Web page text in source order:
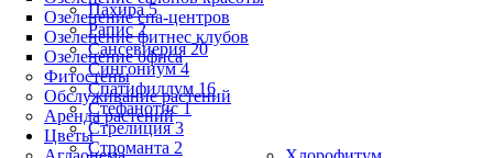
Озеленение спа-центров
Озеленение фитнес клубов
Озеленение офиса
Фитостены
Обслуживание растений
Аренда растений
Цветы
Пахира 5
Рапис 2
Сансевиерия 20
Сингониум 4
Спатифиллум 16
Стефанотис 1
Стрелиция 3
Строманта 2